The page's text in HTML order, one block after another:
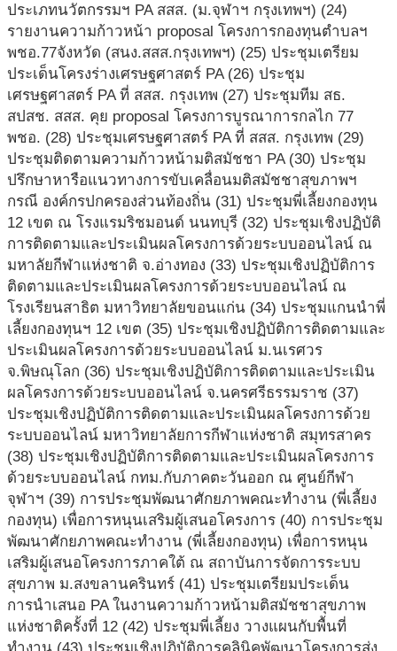
ประเภทนวัตกรรมฯ PA สสส. (ม.จุฬาฯ กรุงเทพฯ) (24)
รายงานความก้าวหน้า proposal โครงการกองทุนตำบลฯ
พชอ.77จังหวัด (สนง.สสส.กรุงเทพฯ) (25) ประชุมเตรียม
ประเด็นโครงร่างเศรษฐศาสตร์ PA (26) ประชุม
เศรษฐศาสตร์ PA ที่ สสส. กรุงเทพ (27) ประชุมทีม สธ.
สปสช. สสส. คุย proposal โครงการบูรณาการกลไก 77
พชอ. (28) ประชุมเศรษฐศาสตร์ PA ที่ สสส. กรุงเทพ (29)
ประชุมติดตามความก้าวหน้ามติสมัชชา PA (30) ประชุม
ปรึกษาหารือแนวทางการขับเคลื่อนมติสมัชชาสุขภาพฯ
กรณี องค์กรปกครองส่วนท้องถิ่น (31) ประชุมพี่เลี้ยงกองทุน
12 เขต ณ โรงแรมริชมอนด์ นนทบุรี (32) ประชุมเชิงปฏิบัติ
การติดตามและประเมินผลโครงการด้วยระบบออนไลน์ ณ
มหาลัยกีฬาแห่งชาติ จ.อ่างทอง (33) ประชุมเชิงปฏิบัติการ
ติดตามและประเมินผลโครงการด้วยระบบออนไลน์ ณ
โรงเรียนสาธิต มหาวิทยาลัยขอนแก่น (34) ประชุมแกนนำพี่
เลี้ยงกองทุนฯ 12 เขต (35) ประชุมเชิงปฏิบัติการติดตามและ
ประเมินผลโครงการด้วยระบบออนไลน์ ม.นเรศวร
จ.พิษณุโลก (36) ประชุมเชิงปฏิบัติการติดตามและประเมิน
ผลโครงการด้วยระบบออนไลน์ จ.นครศรีธรรมราช (37)
ประชุมเชิงปฏิบัติการติดตามและประเมินผลโครงการด้วย
ระบบออนไลน์ มหาวิทยาลัยการกีฬาแห่งชาติ สมุทรสาคร
(38) ประชุมเชิงปฏิบัติการติดตามและประเมินผลโครงการ
ด้วยระบบออนไลน์ กทม.กับภาคตะวันออก ณ ศูนย์กีฬา
จุฬาฯ (39) การประชุมพัฒนาศักยภาพคณะทำงาน (พี่เลี้ยง
กองทุน) เพื่อการหนุนเสริมผู้เสนอโครงการ (40) การประชุม
พัฒนาศักยภาพคณะทำงาน (พี่เลี้ยงกองทุน) เพื่อการหนุน
เสริมผู้เสนอโครงการภาคใต้ ณ สถาบันการจัดการระบบ
สุขภาพ ม.สงขลานครินทร์ (41) ประชุมเตรียมประเด็น
การนำเสนอ PA ในงานความก้าวหน้ามติสมัชชาสุขภาพ
แห่งชาติครั้งที่ 12 (42) ประชุมพี่เลี้ยง วางแผนกับพื้นที่
ทำงาน (43) ประชุมเชิงปฏิบัติการคลินิคพัฒนาโครงการส่ง